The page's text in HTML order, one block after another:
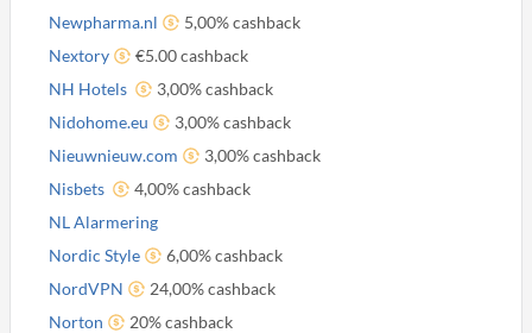
Newpharma.nl
5,00% cashback
Nextory
€5.00 cashback
NH Hotels
3,00% cashback
Nidohome.eu
3,00% cashback
Nieuwnieuw.com
3,00% cashback
Nisbets
4,00% cashback
NL Alarmering
Nordic Style
6,00% cashback
NordVPN
24,00% cashback
Norton
20% cashback